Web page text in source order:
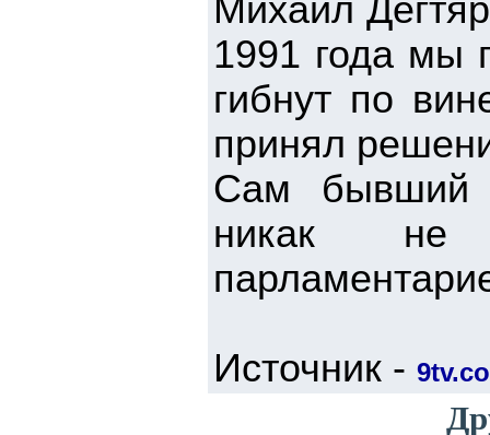
Михаил
1991 года мы
гибнут по
принял
Сам бывший
никак не
Источник -